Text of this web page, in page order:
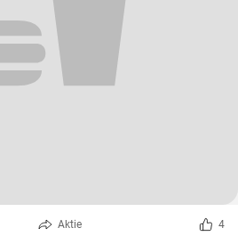
Aktie 4